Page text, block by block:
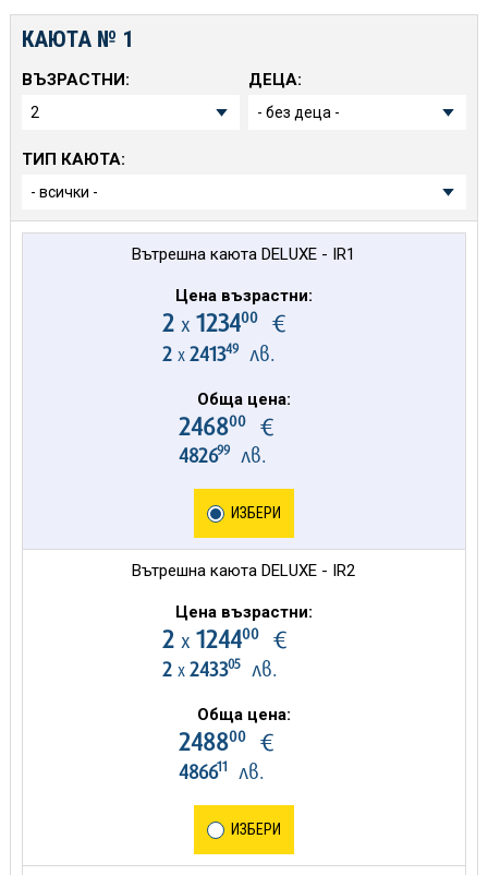
КАЮТА № 1
ВЪЗРАСТНИ: ДЕЦА:
ТИП КАЮТА:
Вътрешна каюта DELUXE - IR1
Цена възрастни:
2 х 123400€
2 х 241349лв.
Обща цена:
246800€
482699лв.
ИЗБЕРИ
Вътрешна каюта DELUXE - IR2
Цена възрастни:
2 х 124400€
2 х 243305лв.
Обща цена:
248800€
486611 лв.
ИЗБЕРИ